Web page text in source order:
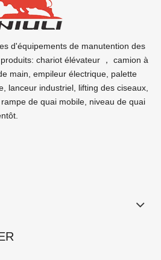
d'équipements de manutention des
chariot élévateur ， camion à
main, empileur électrique, palette
lanceur industriel, lifting des ciseaux,
de quai mobile, niveau de quai